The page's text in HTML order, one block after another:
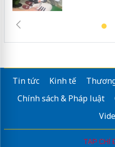
Tin tức Kinh tế
Chính sách & Pháp luật